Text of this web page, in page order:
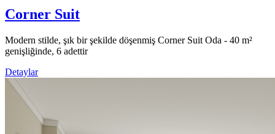
Corner Suit
Modern stilde, şık bir şekilde döşenmiş Corner Suit Oda - 40 m²
genişliğinde, 6 adettir
Detaylar